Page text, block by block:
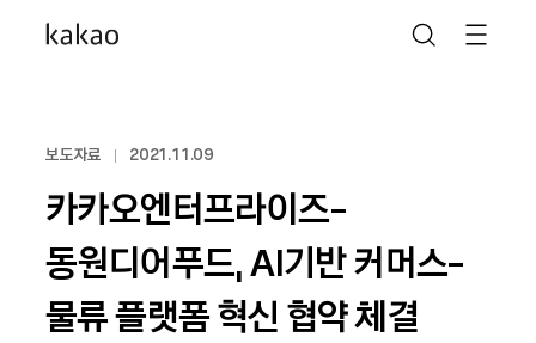
보도자료 2021.11.09
카카오엔터프라이즈-
동원디어푸드, AI기반 커머스-
물류 플랫폼 혁신 협약 체결